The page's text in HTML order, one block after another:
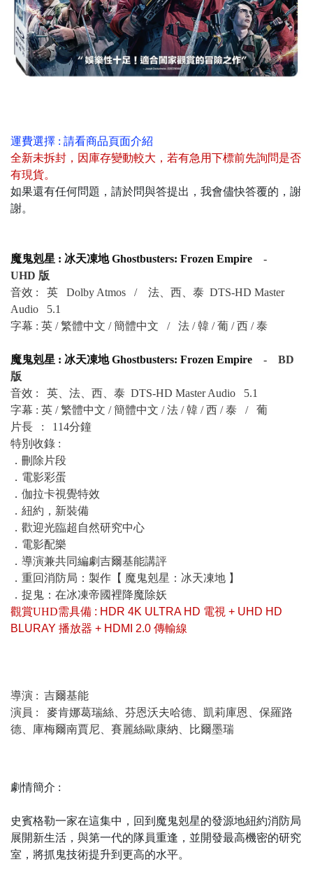
運費選擇 : 請看商品頁面介紹
全新未拆封 ， 因庫存變動較大，若有急用下標前先詢問是否
有現貨。
如果還有任何問題，請於問與答提出，我會儘快答覆的，謝
謝。
魔鬼剋星 : 冰天凍地 Ghostbusters: Frozen Empire -
UHD 版
音效 : 英 Dolby Atmos / 法、西、泰 DTS-HD Master
Audio 5.1
字幕 : 英 / 繁體中文 / 簡體中文 / 法 / 韓 / 葡 / 西 / 泰
魔鬼剋星 : 冰天凍地 Ghostbusters: Frozen Empire - BD
版
音效 : 英、法、西、泰 DTS-HD Master Audio 5.1
字幕 : 英 / 繁體中文 / 簡體中文 / 法 / 韓 / 西 / 泰 / 葡
片長 : 114分鐘
特別收錄 :
． 刪除片段
． 電影彩蛋
． 伽拉卡視覺特效
． 紐約，新裝備
． 歡迎光臨超自然研究中心
． 電影配樂
． 導演兼共同編劇吉爾基能講評
． 重回消防局：製作【 魔鬼剋星：冰天凍地 】
． 捉鬼：在冰凍帝國裡降魔除妖
觀賞UHD需具備 : HDR 4K ULTRA HD 電視 + UHD HD
BLURAY 播放器 + HDMI 2.0 傳輸線
導演 : 吉爾基能
演員 : 麥肯娜葛瑞絲、芬恩沃夫哈德、凱莉庫恩、保羅路
德、庫梅爾南賈尼、賽麗絲歐康納、比爾墨瑞
劇情簡介 :
史賓格勒一家在這集中，回到魔鬼剋星的發源地紐約消防局
展開新生活，與第一代的隊員重逢，並開發最高機密的研究
室，將抓鬼技術提升到更高的水平。